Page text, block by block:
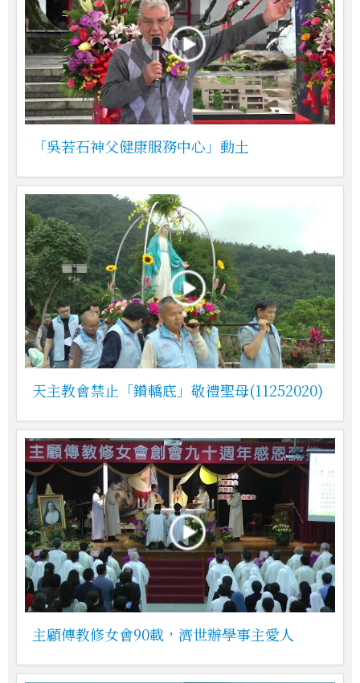
「吳若石神父健康服務中心」動土
天主教會禁止「鑽轎底」敬禮聖母(11252020)
主顧傳教修女會90載，濟世辦學事主愛人